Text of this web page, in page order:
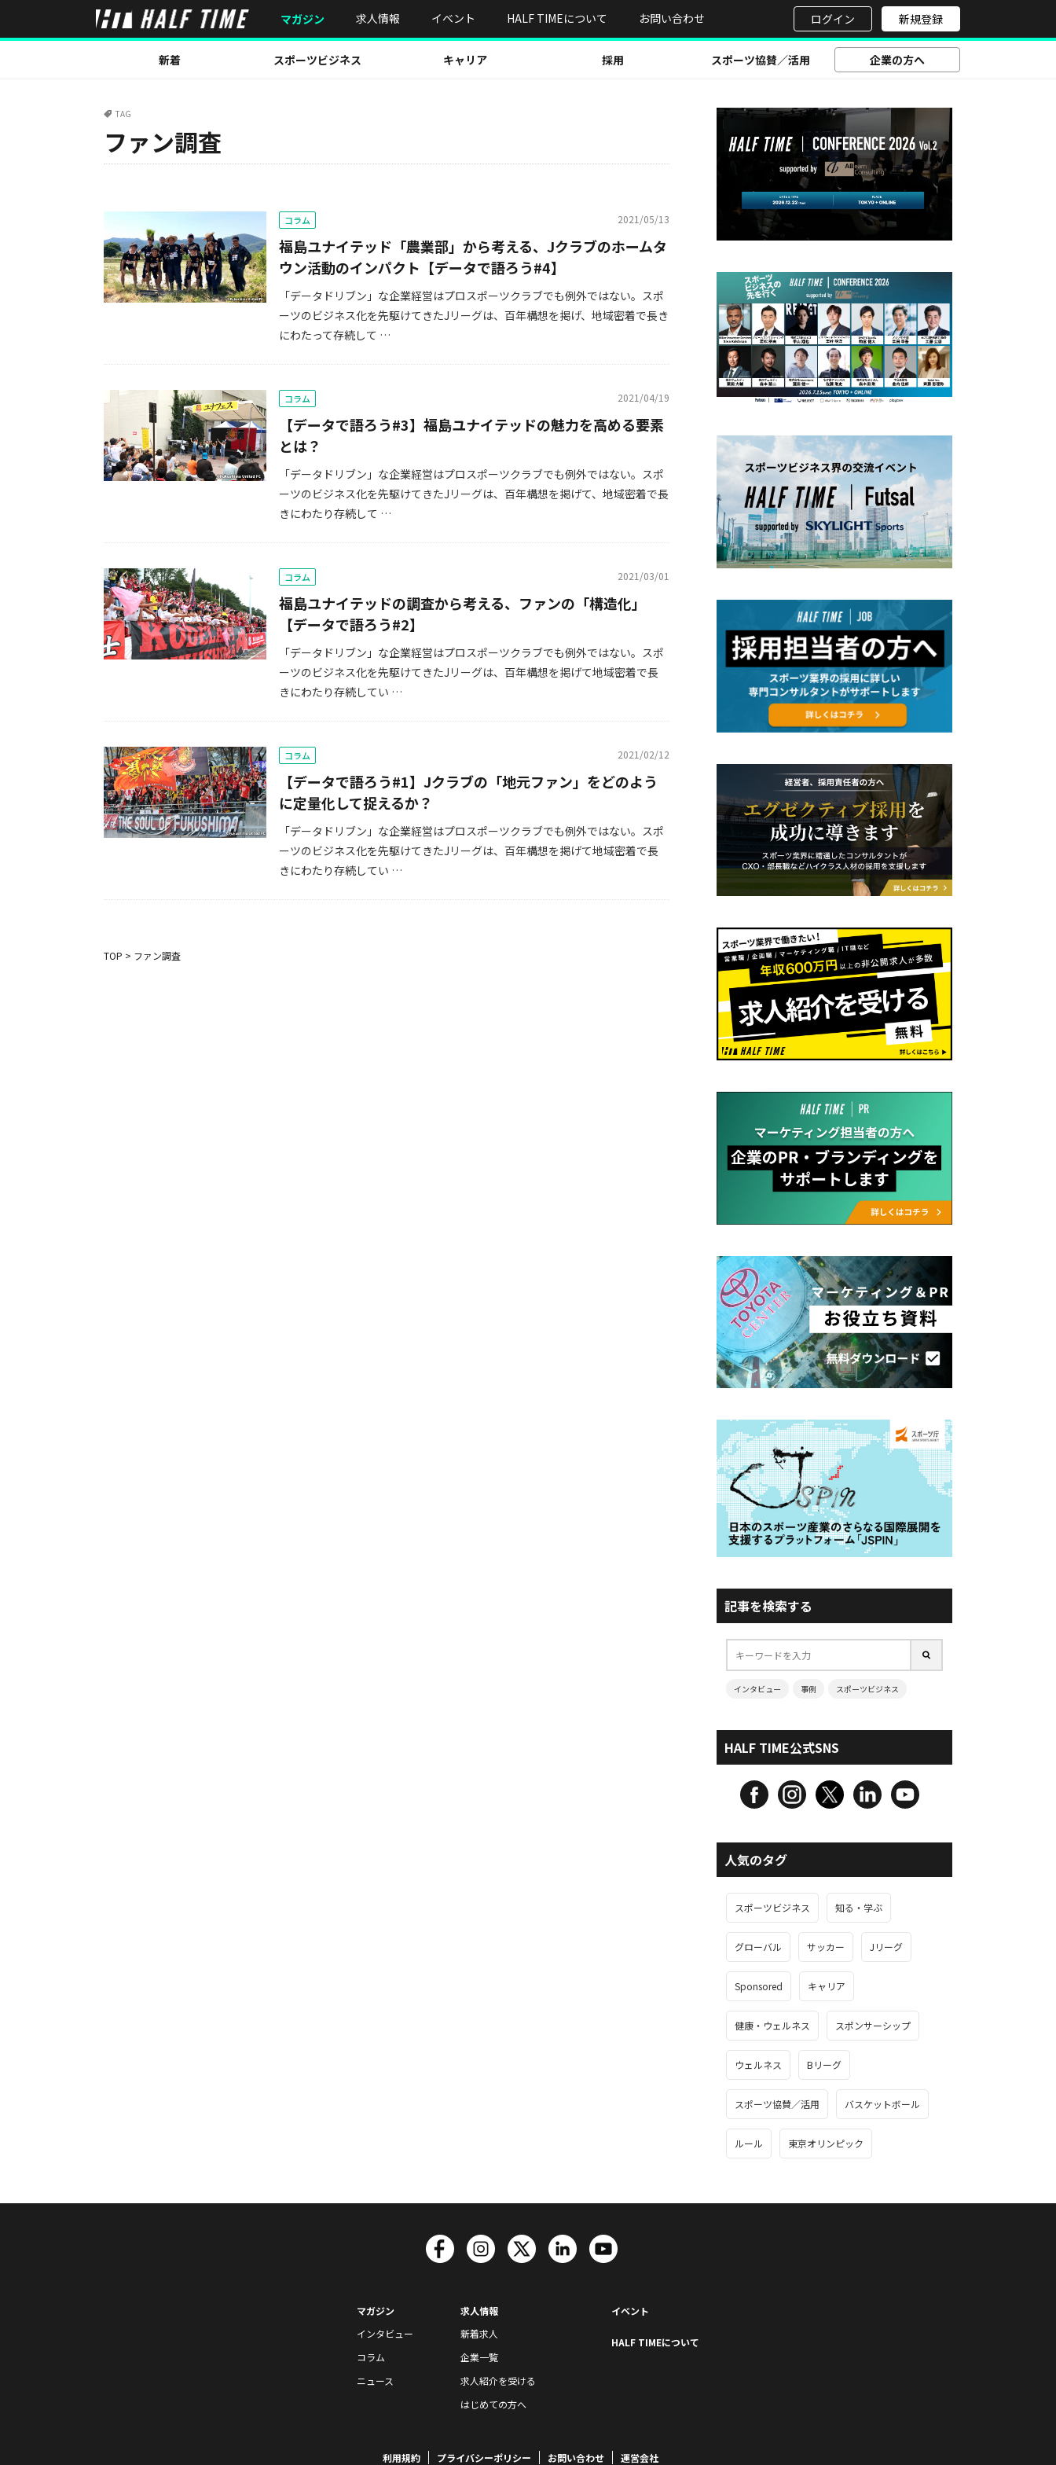
マガジン 求人情報 イベント HALF TIMEについて お問い合わせ ログイン 新規登録
新着 スポーツビジネス キャリア 採用 スポーツ協賛／活用 企業の方へ
TAG
ファン調査
コラム 2021/05/13
福島ユナイテッド「農業部」から考える、Jクラブのホームタ
ウン活動のインパクト【データで語ろう#4】
「データドリブン」な企業経営はプロスポーツクラブでも例外ではない。スポ
ーツのビジネス化を先駆けてきたJリーグは、百年構想を掲げ、地域密着で長き
にわたって存続して …
コラム 2021/04/19
【データで語ろう#3】福島ユナイテッドの魅力を高める要素
とは？
「データドリブン」な企業経営はプロスポーツクラブでも例外ではない。スポ
ーツのビジネス化を先駆けてきたJリーグは、百年構想を掲げて、地域密着で長
きにわたり存続して …
コラム 2021/03/01
福島ユナイテッドの調査から考える、ファンの「構造化」
【データで語ろう#2】
「データドリブン」な企業経営はプロスポーツクラブでも例外ではない。スポ
ーツのビジネス化を先駆けてきたJリーグは、百年構想を掲げて地域密着で長
きにわたり存続してい …
コラム 2021/02/12
【データで語ろう#1】Jクラブの「地元ファン」をどのよう
に定量化して捉えるか？
「データドリブン」な企業経営はプロスポーツクラブでも例外ではない。スポ
ーツのビジネス化を先駆けてきたJリーグは、百年構想を掲げて地域密着で長
きにわたり存続してい …
TOP > ファン調査
記事を検索する
インタビュー 事例 スポーツビジネス
HALF TIME公式SNS
人気のタグ
スポーツビジネス 知る・学ぶ
グローバル サッカー Jリーグ
Sponsored キャリア
健康・ウェルネス スポンサーシップ
ウェルネス Bリーグ
スポーツ協賛／活用 バスケットボール
ルール 東京オリンピック
マガジン
インタビュー
コラム
ニュース
求人情報
新着求人
企業一覧
求人紹介を受ける
はじめての方へ
イベント
HALF TIMEについて
利用規約 プライバシーポリシー お問い合わせ 運営会社